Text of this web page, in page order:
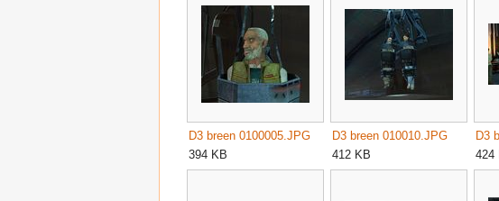
D3 breen 0100005.JPG
394 KB
D3 breen 010010.JPG
412 KB
D3
424